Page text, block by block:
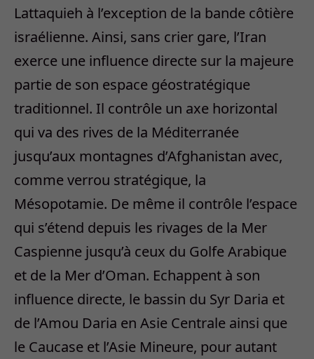
Lattaquieh à l’exception de la bande côtière
israélienne. Ainsi, sans crier gare, l’Iran
exerce une influence directe sur la majeure
partie de son espace géostratégique
traditionnel. Il contrôle un axe horizontal
qui va des rives de la Méditerranée
jusqu’aux montagnes d’Afghanistan avec,
comme verrou stratégique, la
Mésopotamie. De même il contrôle l’espace
qui s’étend depuis les rivages de la Mer
Caspienne jusqu’à ceux du Golfe Arabique
et de la Mer d’Oman. Echappent à son
influence directe, le bassin du Syr Daria et
de l’Amou Daria en Asie Centrale ainsi que
le Caucase et l’Asie Mineure, pour autant